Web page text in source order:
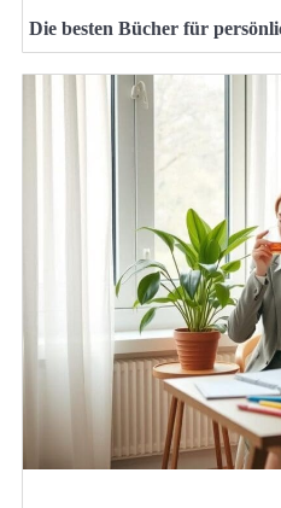
Die besten Bücher für